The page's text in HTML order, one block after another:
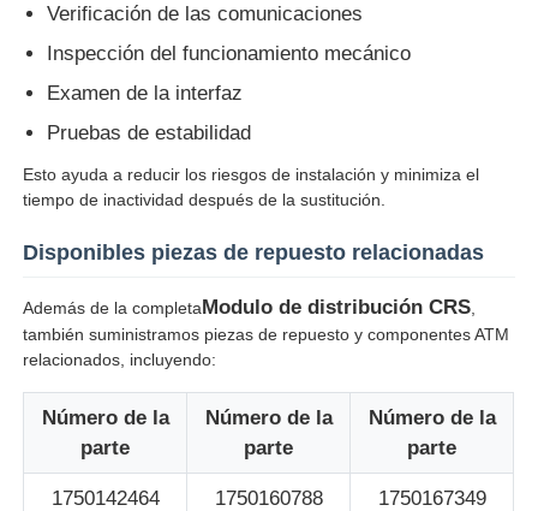
Verificación de las comunicaciones
Inspección del funcionamiento mecánico
Examen de la interfaz
Pruebas de estabilidad
Esto ayuda a reducir los riesgos de instalación y minimiza el
tiempo de inactividad después de la sustitución.
Disponibles piezas de repuesto relacionadas
Además de la completaModulo de distribución CRS
también suministramos piezas de repuesto y componentes ATM
relacionados, incluyendo:
Número de la
parte
Número de la
parte
Número de la
parte
1750142464 1750160788 1750167349